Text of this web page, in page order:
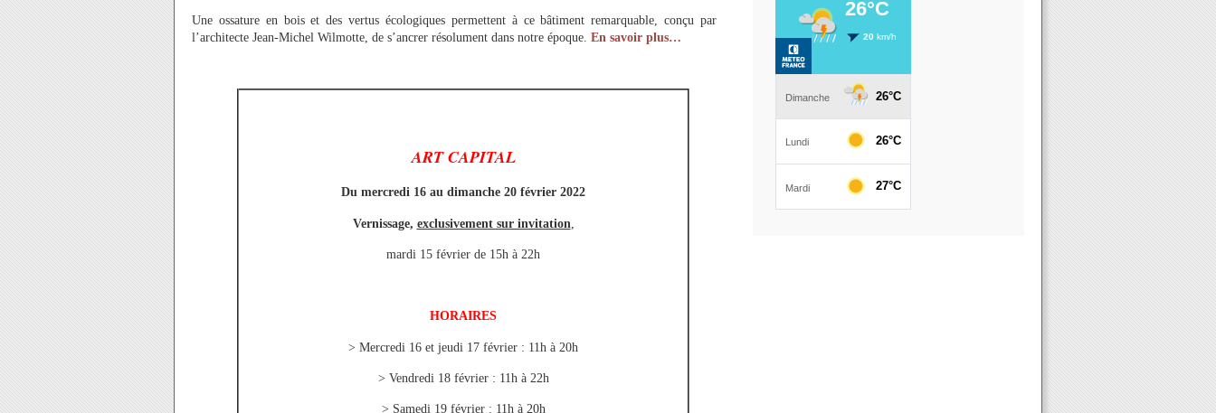
Une ossature en bois et des vertus écologiques permettent à ce bâtiment remarquable, conçu par
l’architecte Jean-Michel Wilmotte, de s’ancrer résolument dans notre époque. En savoir plus…
ART CAPITAL
Du mercredi 16 au dimanche 20 février 2022
Vernissage, exclusivement sur invitation,
mardi 15 février de 15h à 22h
HORAIRES
> Mercredi 16 et jeudi 17 février : 11h à 20h
> Vendredi 18 février : 11h à 22h
> Samedi 19 février : 11h à 20h